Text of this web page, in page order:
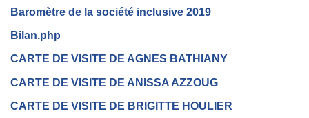
Baromètre de la société inclusive 2019
Bilan.php
CARTE DE VISITE DE AGNES BATHIANY
CARTE DE VISITE DE ANISSA AZZOUG
CARTE DE VISITE DE BRIGITTE HOULIER